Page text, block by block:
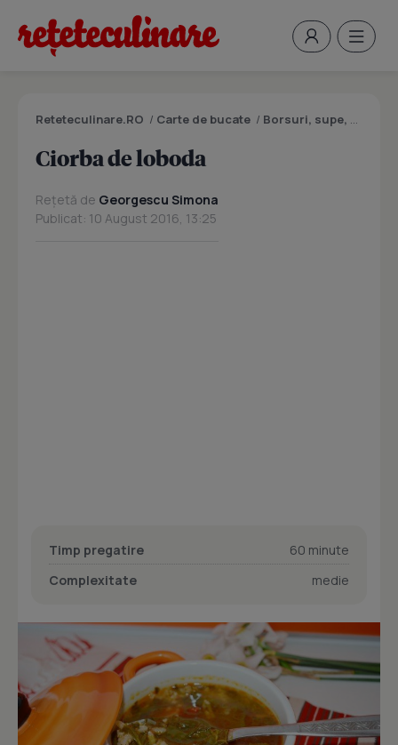
Reteteculinare.RO / Carte de bucate / Borsuri, supe, ciorbe
Ciorba de loboda
Rețetă de Georgescu Simona
Publicat: 10 August 2016, 13:25
Timp pregatire
60 minute
Complexitate
medie